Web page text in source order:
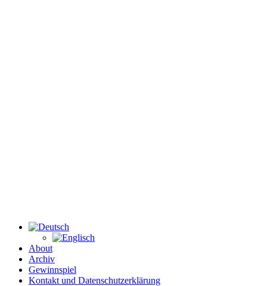
About
Archiv
Gewinnspiel
Kontakt und Datenschutzerklärung